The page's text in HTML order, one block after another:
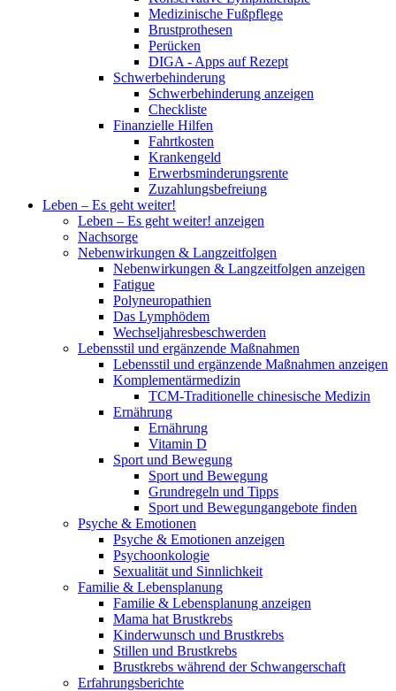
Medizinische Fußpflege
Brustprothesen
Perücken
DIGA - Apps auf Rezept
Schwerbehinderung
Schwerbehinderung anzeigen
Checkliste
Finanzielle Hilfen
Fahrtkosten
Krankengeld
Erwerbsminderungsrente
Zuzahlungsbefreiung
Leben – Es geht weiter!
Leben – Es geht weiter! anzeigen
Nachsorge
Nebenwirkungen & Langzeitfolgen
Nebenwirkungen & Langzeitfolgen anzeigen
Fatigue
Polyneuropathien
Das Lymphödem
Wechseljahresbeschwerden
Lebensstil und ergänzende Maßnahmen
Lebensstil und ergänzende Maßnahmen anzeigen
Komplementärmedizin
TCM-Traditionelle chinesische Medizin
Ernährung
Ernährung
Vitamin D
Sport und Bewegung
Sport und Bewegung
Grundregeln und Tipps
Sport und Bewegungangebote finden
Psyche & Emotionen
Psyche & Emotionen anzeigen
Psychoonkologie
Sexualität und Sinnlichkeit
Familie & Lebensplanung
Familie & Lebensplanung anzeigen
Mama hat Brustkrebs
Kinderwunsch und Brustkrebs
Stillen und Brustkrebs
Brustkrebs während der Schwangerschaft
Erfahrungsberichte